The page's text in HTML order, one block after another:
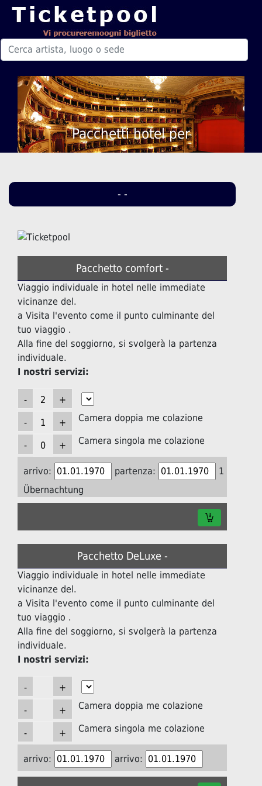
Pacchetti hotel per
- -
Pacchetto comfort -
Viaggio individuale in hotel nelle immediate
vicinanze del.
a Visita l'evento come il punto culminante del
tuo viaggio .
Alla fine del soggiorno, si svolgerà la partenza
individuale.
I nostri servizi:
Camera doppia me colazione
Camera singola me colazione
arrivo: partenza:
1
Übernachtung
Pacchetto DeLuxe -
Viaggio individuale in hotel nelle immediate
vicinanze del.
a Visita l'evento come il punto culminante del
tuo viaggio .
Alla fine del soggiorno, si svolgerà la partenza
individuale.
I nostri servizi:
Camera doppia me colazione
Camera singola me colazione
arrivo: arrivo: